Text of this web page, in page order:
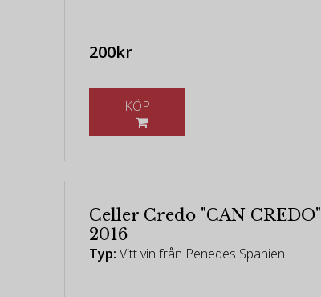
200kr
Celler Credo "CAN CREDO"
2016
Typ: Vitt vin från Penedes Spanien